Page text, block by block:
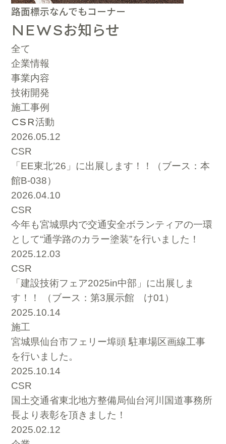
路面標示なんでもコーナー
NEWSお知らせ
全て
企業情報
事業内容
技術開発
施工事例
CSR活動
2026.05.12
CSR
「EE東北’26」に出展します！！（ブース：本
館B-038）
2026.04.10
CSR
今年も宮城県内で交通安全ボランティアの一環
として“通学路のカラー塗装”を行いました！
2025.12.03
CSR
「建設技術フェア2025in中部」に出展しま
す！！ （ブース：第3展示館 け01）
2025.10.14
施工
宮城県仙台市フェリー埠頭 駐車場区画線工事
を行いました。
2025.10.14
CSR
国土交通省東北地方整備局仙台河川国道事務所
長より表彰を頂きました！
2025.02.12